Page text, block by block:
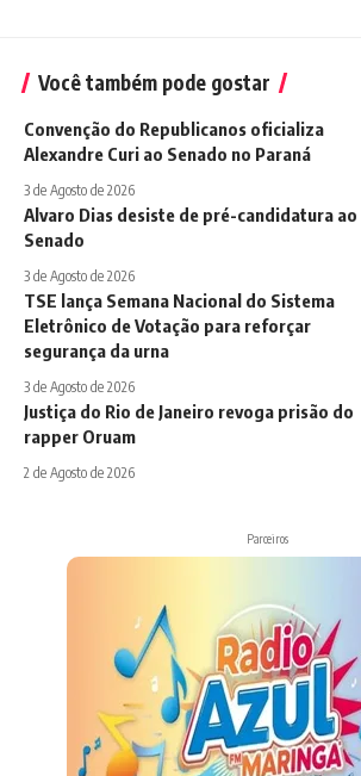
Você também pode gostar
Convenção do Republicanos oficializa
Alexandre Curi ao Senado no Paraná
3 de Agosto de 2026
Alvaro Dias desiste de pré-candidatura ao
Senado
3 de Agosto de 2026
TSE lança Semana Nacional do Sistema
Eletrônico de Votação para reforçar
segurança da urna
3 de Agosto de 2026
Justiça do Rio de Janeiro revoga prisão do
rapper Oruam
2 de Agosto de 2026
Parceiros